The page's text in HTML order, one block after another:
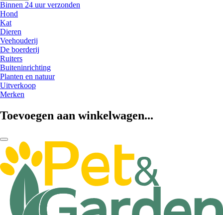
Binnen 24 uur verzonden
Hond
Kat
Dieren
Veehouderij
De boerderij
Ruiters
Buiteninrichting
Planten en natuur
Uitverkoop
Merken
Toevoegen aan winkelwagen...